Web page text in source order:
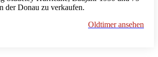
der Donau zu verkaufen.
Oldtimer ansehen